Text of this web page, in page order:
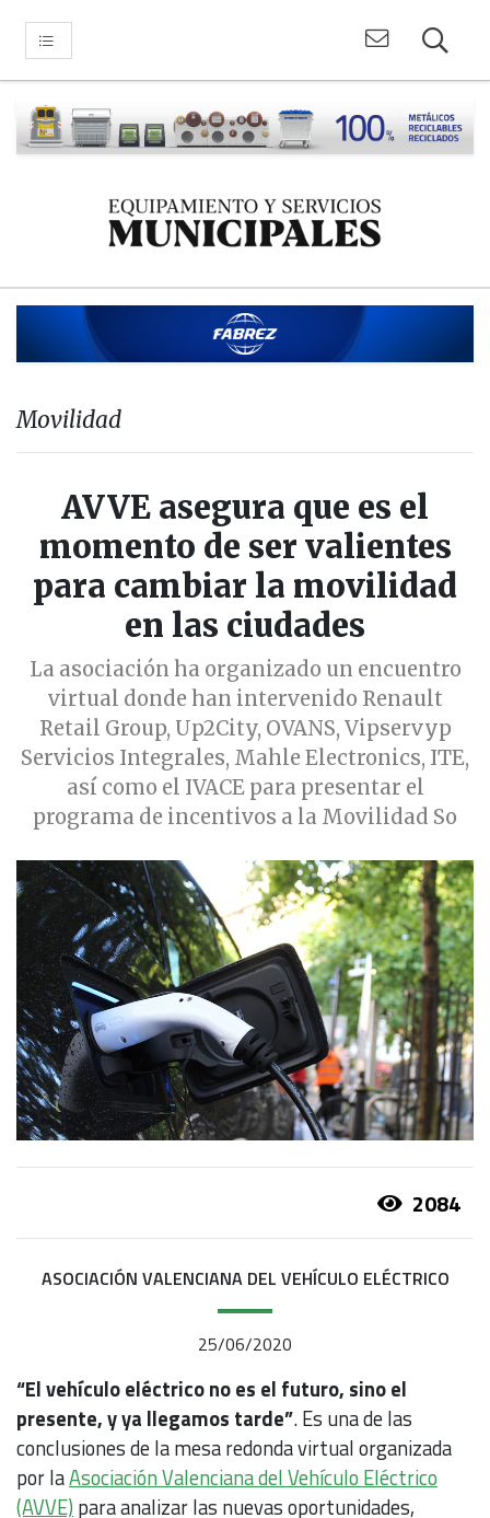
Movilidad
AVVE asegura que es el
momento de ser valientes
para cambiar la movilidad
en las ciudades
La asociación ha organizado un encuentro
virtual donde han intervenido Renault
Retail Group, Up2City, OVANS, Vipservyp
Servicios Integrales, Mahle Electronics, ITE,
así como el IVACE para presentar el
programa de incentivos a la Movilidad So
2084
ASOCIACIÓN VALENCIANA DEL VEHÍCULO ELÉCTRICO
25/06/2020
“El vehículo eléctrico no es el futuro, sino el
presente, y ya llegamos tarde”. Es una de las
conclusiones de la mesa redonda virtual organizada
por laAsociación Valenciana del Vehículo Eléctrico
(AVVE) para analizar las nuevas oportunidades,